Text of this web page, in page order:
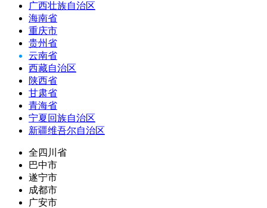
广西壮族自治区
海南省
重庆市
贵州省
云南省
西藏自治区
陕西省
甘肃省
青海省
宁夏回族自治区
新疆维吾尔自治区
全四川省
巴中市
遂宁市
成都市
广安市